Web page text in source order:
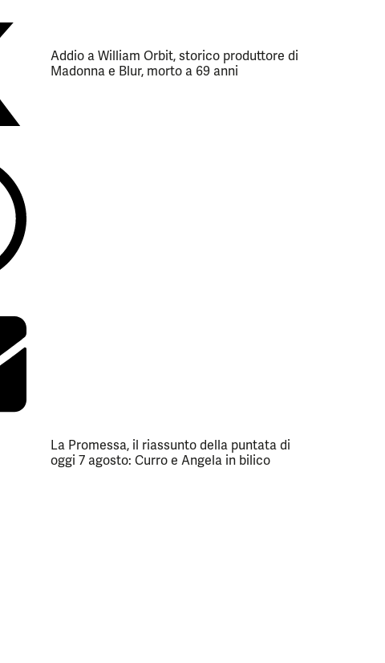
Addio a William Orbit, storico produttore di
Madonna e Blur, morto a 69 anni
La Promessa, il riassunto della puntata di
oggi 7 agosto: Curro e Angela in bilico